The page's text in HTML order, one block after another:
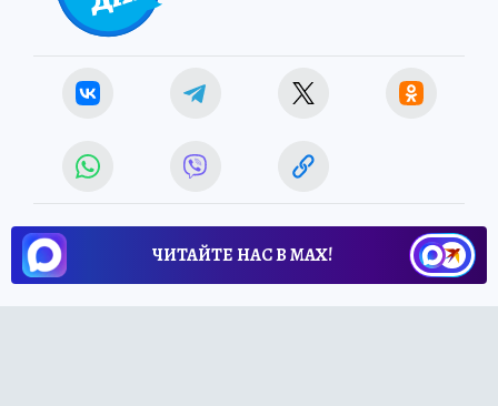
ЧИТАЙТЕ НАС В МАХ!